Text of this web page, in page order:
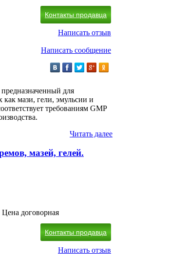
Контакты продавца
Написать отзыв
Написать сообщение
для
мази, гели, эмульсии и
требованиям GMP
Читать далее
мазей, гелей.
Цена договорная
Контакты продавца
Написать отзыв